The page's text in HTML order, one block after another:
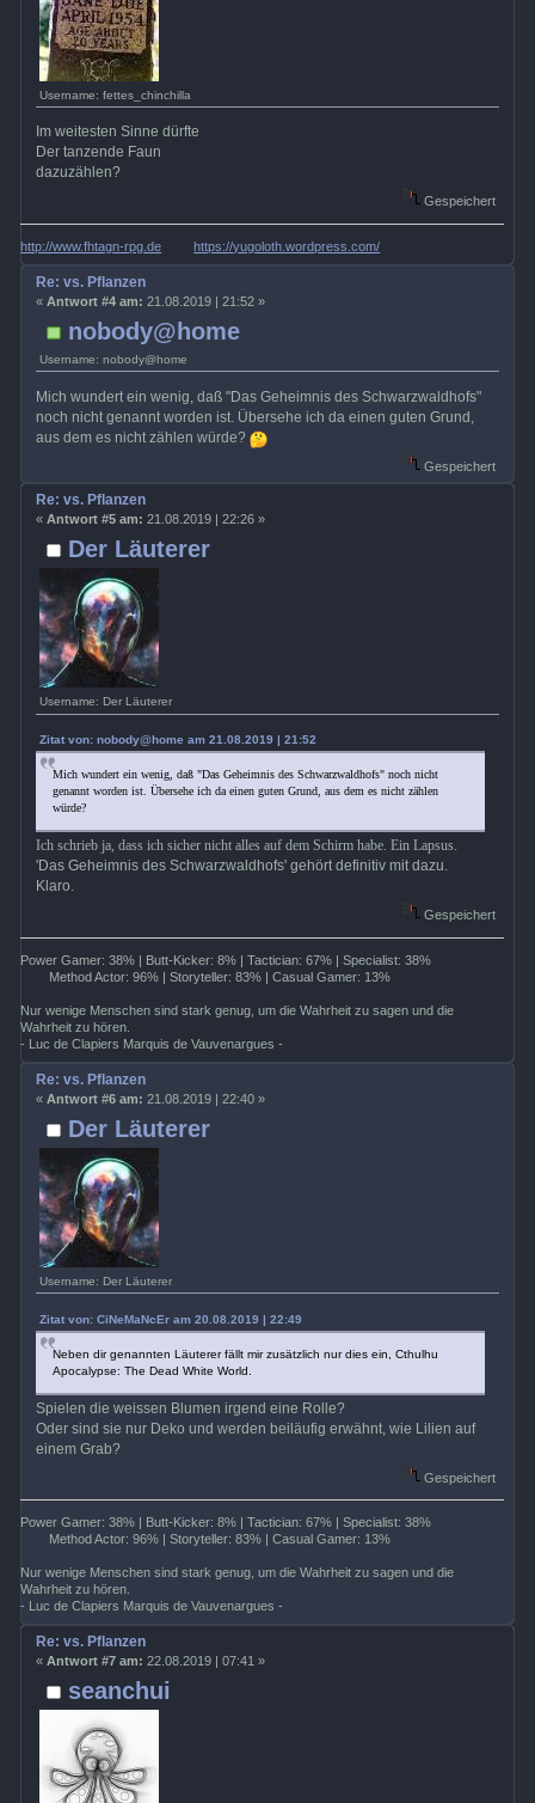
Username: fettes_chinchilla
Im weitesten Sinne dürfte
Der tanzende Faun
dazuzählen?
Gespeichert
http://www.fhtagn-rpg.de https://yugoloth.wordpress.com/
nobody@home
Username: nobody@home
Re: vs. Pflanzen
« Antwort #4 am: 21.08.2019 | 21:52 »
Mich wundert ein wenig, daß "Das Geheimnis des Schwarzwaldhofs"
noch nicht genannt worden ist. Übersehe ich da einen guten Grund,
aus dem es nicht zählen würde?
Gespeichert
Der Läuterer
Username: Der Läuterer
Re: vs. Pflanzen
« Antwort #5 am: 21.08.2019 | 22:26 »
Zitat von: nobody@home am 21.08.2019 | 21:52
Mich wundert ein wenig, daß "Das Geheimnis des Schwarzwaldhofs" noch nicht
genannt worden ist. Übersehe ich da einen guten Grund, aus dem es nicht zählen
würde?
Ich schrieb ja, dass ich sicher nicht alles auf dem Schirm habe. Ein Lapsus.
'Das Geheimnis des Schwarzwaldhofs' gehört definitiv mit dazu.
Klaro.
Gespeichert
Power Gamer: 38% | Butt-Kicker: 8% | Tactician: 67% | Specialist: 38%
Method Actor: 96% | Storyteller: 83% | Casual Gamer: 13%
Nur wenige Menschen sind stark genug, um die Wahrheit zu sagen und die
Wahrheit zu hören.
- Luc de Clapiers Marquis de Vauvenargues -
Der Läuterer
Username: Der Läuterer
Re: vs. Pflanzen
« Antwort #6 am: 21.08.2019 | 22:40 »
Zitat von: CiNeMaNcEr am 20.08.2019 | 22:49
Neben dir genannten Läuterer fällt mir zusätzlich nur dies ein, Cthulhu
Apocalypse: The Dead White World.
Spielen die weissen Blumen irgend eine Rolle?
Oder sind sie nur Deko und werden beiläufig erwähnt, wie Lilien auf
einem Grab?
Gespeichert
Power Gamer: 38% | Butt-Kicker: 8% | Tactician: 67% | Specialist: 38%
Method Actor: 96% | Storyteller: 83% | Casual Gamer: 13%
Nur wenige Menschen sind stark genug, um die Wahrheit zu sagen und die
Wahrheit zu hören.
- Luc de Clapiers Marquis de Vauvenargues -
seanchui
Re: vs. Pflanzen
« Antwort #7 am: 22.08.2019 | 07:41 »